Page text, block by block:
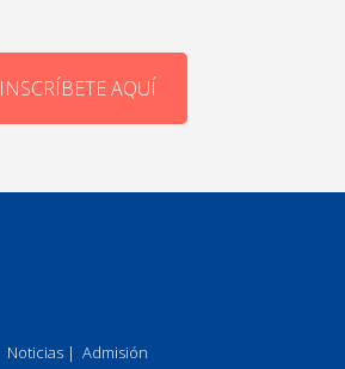
INSCRÍBETE AQUÍ
Noticias | Admisión